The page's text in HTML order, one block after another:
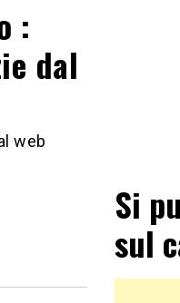
:
dal
web
Si
sul